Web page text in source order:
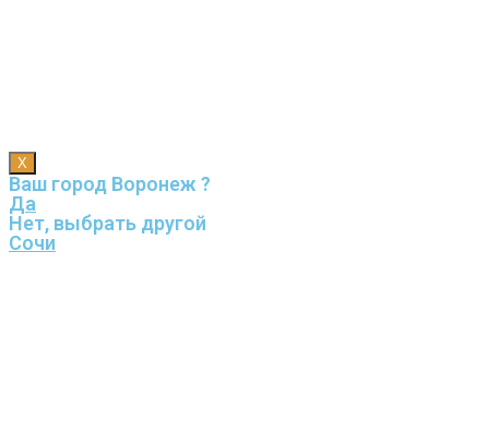
X
Ваш город Воронеж ?
Да
Нет, выбрать другой
Сочи